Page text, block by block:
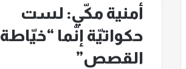
أمنية مكّي: لست
حكواتيّة إنّما “خيّاطة
القصص”